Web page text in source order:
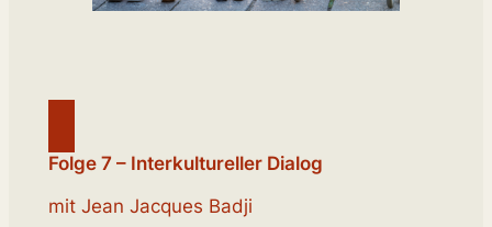
Folge 7 – Interkultureller Dialog
mit Jean Jacques Badji